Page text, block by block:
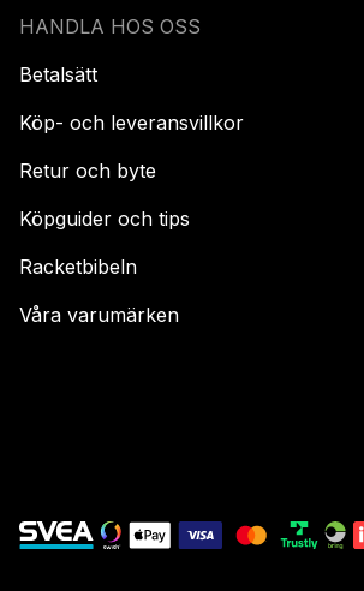
HANDLA HOS OSS
Betalsätt
Köp- och leveransvillkor
Retur och byte
Köpguider och tips
Racketbibeln
Våra varumärken